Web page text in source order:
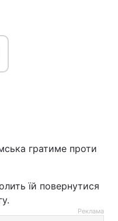
гратиме проти
їй повернутися
Реклама